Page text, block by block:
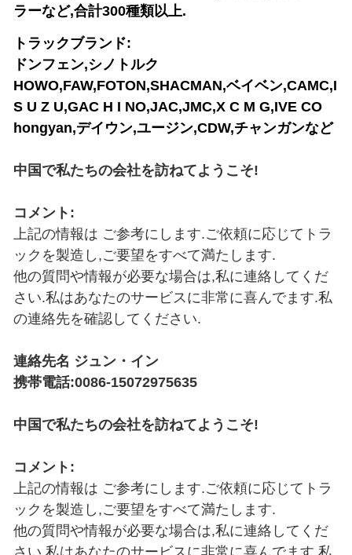
ラーなど,合計300種類以上.
トラックブランド:
ドンフェン,シノトルク
HOWO,FAW,FOTON,SHACMAN,ベイベン,CAMC,I
S U Z U,GAC H I NO,JAC,JMC,X C M G,IVE CO
hongyan,デイウン,ユージン,CDW,チャンガンなど
中国で私たちの会社を訪ねてようこそ!
コメント:
上記の情報は ご参考にします.ご依頼に応じてトラ
ックを製造し,ご要望をすべて満たします.
他の質問や情報が必要な場合は,私に連絡してくだ
さい.私はあなたのサービスに非常に喜んでます.私
の連絡先を確認してください.
連絡先名 ジュン・イン
携帯電話:0086-15072975635
中国で私たちの会社を訪ねてようこそ!
コメント:
上記の情報は ご参考にします.ご依頼に応じてトラ
ックを製造し,ご要望をすべて満たします.
他の質問や情報が必要な場合は,私に連絡してくだ
さい.私はあなたのサービスに非常に喜んでます.私